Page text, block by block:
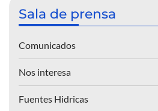
Sala de prensa
Comunicados
Nos interesa
Fuentes Hidricas